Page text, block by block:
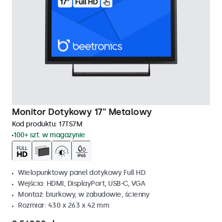
Monitor Dotykowy 17" Metalowy
Kod produktu: 17TS7M
100+ szt. w magazynie
Wielopunktowy panel dotykowy Full HD
Wejścia: HDMI, DisplayPort, USB-C, VGA
Montaż: biurkowy, w zabudowie, ścienny
Rozmiar: 430 x 263 x 42 mm